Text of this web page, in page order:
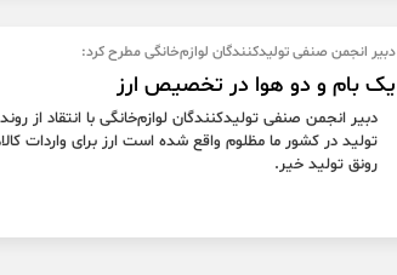
دبیر انجمن صنفی تولیدکنندگان لوازم‌خانگی مطرح کرد:
یک بام و دو هوا در تخصیص ارز
دبیر انجمن صنفی تولیدکنندگان لوازم‌خانگی با انتقاد از
تولید در کشور ما مظلوم واقع شده است ارز برای واردات
رونق تولید خیر.